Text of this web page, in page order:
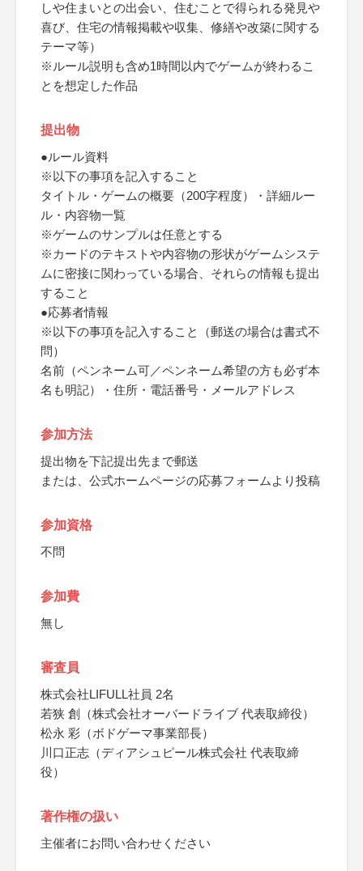
しや住まいとの出会い、住むことで得られる発見や
喜び、住宅の情報掲載や収集、修繕や改築に関する
テーマ等）
※ルール説明も含め1時間以内でゲームが終わるこ
とを想定した作品
提出物
●ルール資料
※以下の事項を記入すること
タイトル・ゲームの概要（200字程度）・詳細ルー
ル・内容物一覧
※ゲームのサンプルは任意とする
※カードのテキストや内容物の形状がゲームシステ
ムに密接に関わっている場合、それらの情報も提出
すること
●応募者情報
※以下の事項を記入すること（郵送の場合は書式不
問）
名前（ペンネーム可／ペンネーム希望の方も必ず本
名も明記）・住所・電話番号・メールアドレス
参加方法
提出物を下記提出先まで郵送
または、公式ホームページの応募フォームより投稿
参加資格
不問
参加費
無し
審査員
株式会社LIFULL社員 2名
若狭 創（株式会社オーバードライブ 代表取締役）
松永 彩（ボドゲーマ事業部長）
川口正志（ディアシュピール株式会社 代表取締
役）
著作権の扱い
主催者にお問い合わせください